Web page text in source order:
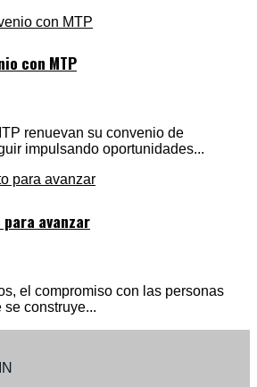
con MTP
renuevan su convenio de
impulsando oportunidades...
avanzar
el compromiso con las personas
construye...